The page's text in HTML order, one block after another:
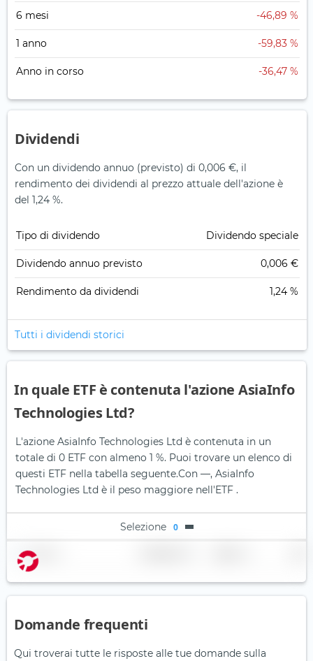
6 mesi -46,89 %
1 anno -59,83 %
Anno in corso -36,47 %
Dividendi
Con un dividendo annuo (previsto) di 0,006 €, il
rendimento dei dividendi al prezzo attuale dell'azione è
del 1,24 %.
Tipo di dividendo Dividendo speciale
Dividendo annuo previsto 0,006 €
Rendimento da dividendi 1,24 %
Tutti i dividendi storici
In quale ETF è contenuta l'azione AsiaInfo
Technologies Ltd?
L'azione AsiaInfo Technologies Ltd è contenuta in un
totale di 0 ETF con almeno 1 %. Puoi trovare un elenco di
questi ETF nella tabella seguente.Con —, AsiaInfo
Technologies Ltd è il peso maggiore nell'ETF .
Selezione 0
Nome
Domande frequenti
Qui troverai tutte le risposte alle tue domande sulla